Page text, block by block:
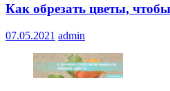
Как обрезать цветы,
07.05.2021 admin